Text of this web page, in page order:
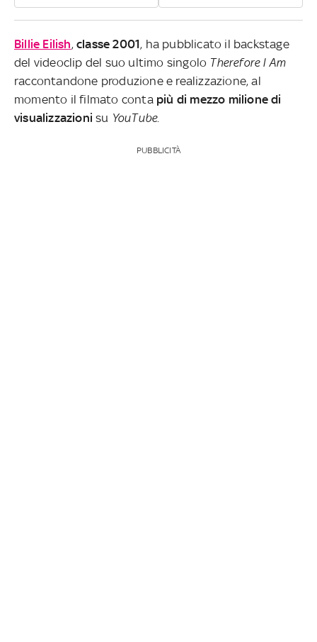
Billie Eilish,classe 2001, ha pubblicato il backstage
del videoclip del suo ultimo singolo Therefore I Am
raccontandone produzione e realizzazione, al
momento il filmato conta più di mezzo milione di
visualizzazioni su YouTube.
PUBBLICITÀ